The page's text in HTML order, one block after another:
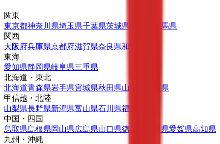
関東
東京都神奈川県埼玉県千葉県茨城県
群馬県
関西
大阪府兵庫県京都府滋賀県奈良県和歌山県
東海
愛知県静岡県岐阜県三重県
北海道・東北
北海道青森県岩手県宮城県秋田県山形県
福島県
甲信越・北陸
山梨県長野県新潟県富山県石川県福井県
中国・四国
鳥取県島根県岡山県広島県山口県徳島県 香川県愛媛県高知県
九州・沖縄